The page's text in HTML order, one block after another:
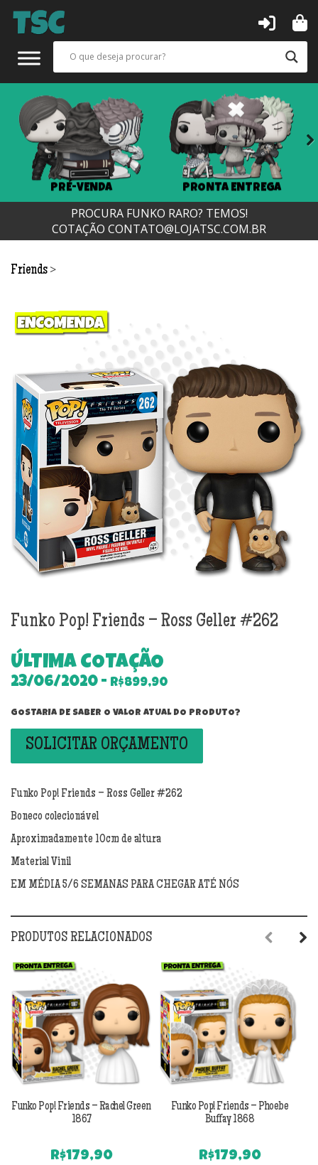
PRÉ-VENDA PRONTA ENTREGA
PROCURA FUNKO RARO? TEMOS!
COTAÇÃO CONTATO@LOJATSC.COM.BR
Friends >
Funko Pop! Friends – Ross Geller #262
ÚLTIMA COTAÇÃO
23/06/2020 - R$899,90
GOSTARIA DE SABER O VALOR ATUAL DO PRODUTO?
SOLICITAR ORÇAMENTO
Funko Pop! Friends – Ross Geller #262
Boneco colecionável
Aproximadamente 10cm de altura
Material Vinil
EM MÉDIA 5/6 SEMANAS PARA CHEGAR ATÉ NÓS
PRODUTOS RELACIONADOS
Funko Pop! Friends – Rachel Green
1867
R$179,90
Funko Pop! Friends – Phoebe
Buffay 1868
R$179,90